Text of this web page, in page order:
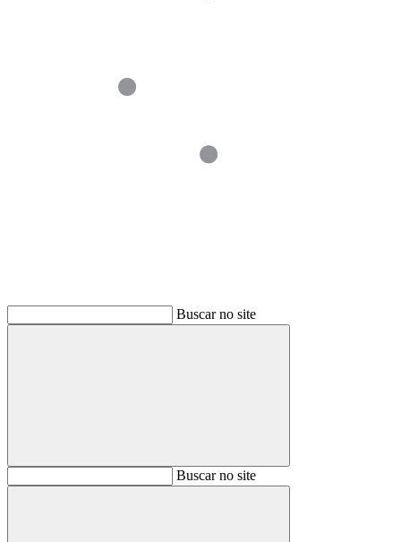
Buscar no site
BuscarBuscar no site